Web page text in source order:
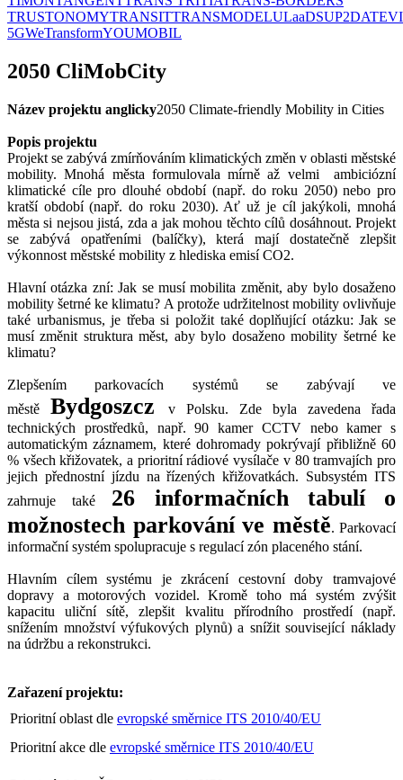
TRUSTONOMYTRANSITTRANSMODELULaaDSUP2DATE
5GWeTransformYOUMOBIL
2050 CliMobCity
Název projektu anglicky2050 Climate-friendly Mobility in Cities
Popis projektu
Projekt se zabývá zmírňováním klimatických změn v oblasti městské
mobility. Mnohá města formulovala mírně až velmi ambiciózní
klimatické cíle pro dlouhé období (např. do roku 2050) nebo pro
kratší období (např. do roku 2030). Ať už je cíl jakýkoli, mnohá
města si nejsou jistá, zda a jak mohou těchto cílů dosáhnout. Projekt
se zabývá opatřeními (balíčky), která mají dostatečně zlepšit
výkonnost městské mobility z hlediska emisí CO2.
Hlavní otázka zní: Jak se musí mobilita změnit, aby bylo dosaženo
mobility šetrné ke klimatu? A protože udržitelnost mobility ovlivňuje
také urbanismus, je třeba si položit také doplňující otázku: Jak se
musí změnit struktura měst, aby bylo dosaženo mobility šetrné ke
klimatu?
Zlepšením parkovacích systémů se zabývají ve
městě Bydgoszcz
v Polsku. Zde byla zavedena řada
technických prostředků, např. 90 kamer CCTV nebo kamer s
automatickým záznamem, které dohromady pokrývají přibližně 60
% všech křižovatek, a prioritní rádiové vysílače v 80 tramvajích pro
jejich přednostní jízdu na řízených křižovatkách. Subsystém ITS
zahrnuje také 26 informačních tabulí o
možnostech parkování ve městě. Parkovací
informační systém spolupracuje s regulací zón placeného stání.
Hlavním cílem systému je zkrácení cestovní doby tramvajové
dopravy a motorových vozidel. Kromě toho má systém zvýšit
kapacitu uliční sítě, zlepšit kvalitu přírodního prostředí (např.
snížením množství výfukových plynů) a snížit související náklady
na údržbu a rekonstrukci.
Zařazení projektu:
Prioritní oblast dle evropské směrnice ITS 2010/40/EU
Prioritní akce dle evropské směrnice ITS 2010/40/EU